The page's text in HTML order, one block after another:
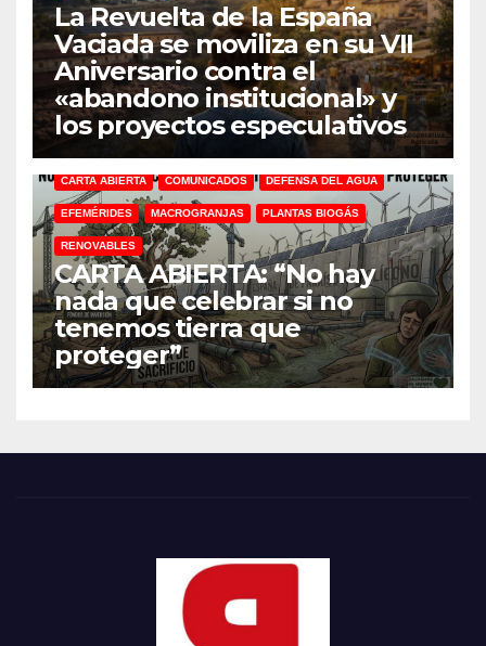
La Revuelta de la España
Vaciada se moviliza en su VII
Aniversario contra el
«abandono institucional» y
los proyectos especulativos
CARTA ABIERTA COMUNICADOS DEFENSA DEL AGUA
EFEMÉRIDES MACROGRANJAS PLANTAS BIOGÁS
RENOVABLES
CARTA ABIERTA: “No hay
nada que celebrar si no
tenemos tierra que
proteger”